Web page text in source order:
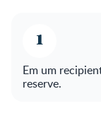
Em um
reserve.